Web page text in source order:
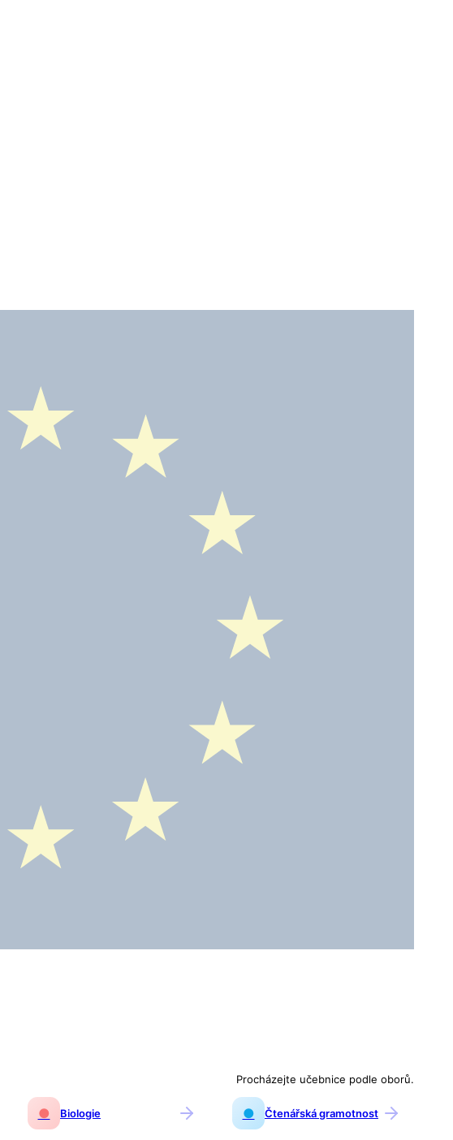
Procházejte učebnice podle oborů.
● Biologie ● Čtenářská gramotnost